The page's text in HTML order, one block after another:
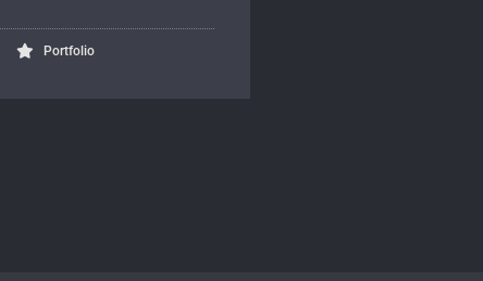
Portfolio